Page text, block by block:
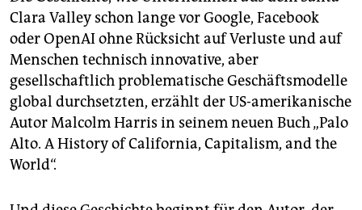
Clara Valley schon lange vor Google, Facebook
oder OpenAI ohne Rücksicht auf Verluste und auf
Menschen technisch innovative, aber
gesellschaftlich problematische Geschäftsmodelle
global durchsetzten, erzählt der US-amerikanische
Autor Malcolm Harris in seinem neuen Buch „Palo
Alto. A History of California, Capitalism, and the
World“.